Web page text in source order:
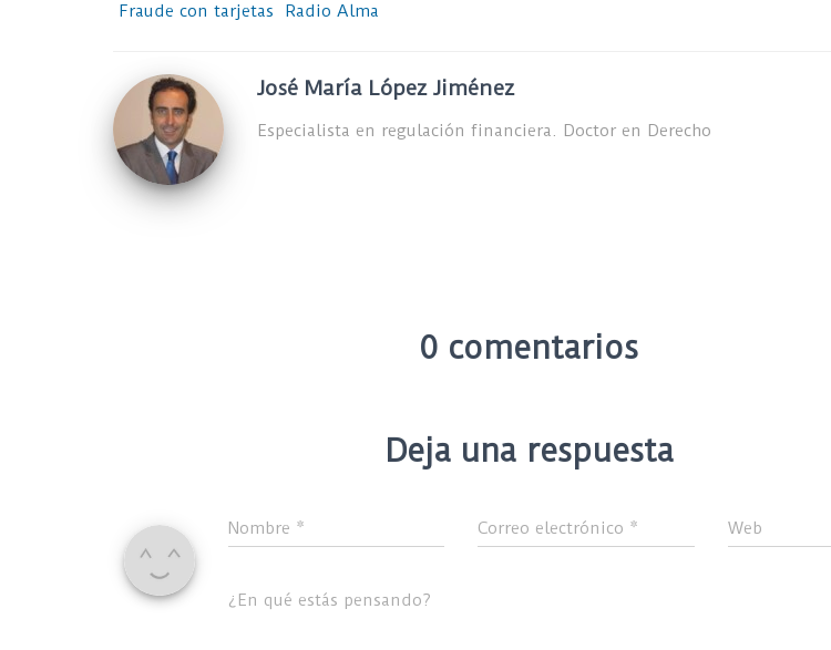
Fraude con tarjetas
Radio Alma
José María López Jiménez
Especialista en regulación financiera. Doctor en Derecho
0 comentarios
Deja una respuesta
Nombre * Correo electrónico * Web
¿En qué estás pensando?